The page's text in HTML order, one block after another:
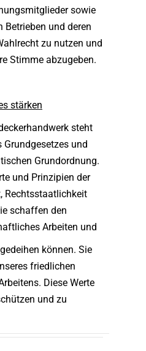
sowie
und deren
zu nutzen und
Stimme abzugeben.
stärken
steht
und
Grundordnung.
und Prinzipien der
Rechtsstaatlichkeit
schaffen den
Arbeiten und
können. Sie
friedlichen
Diese Werte
und zu